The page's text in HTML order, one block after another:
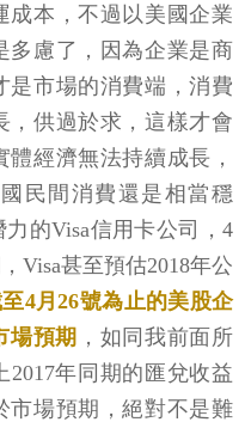
成本，不過以美國企業
多慮了，因為企業是商
是市場的消費端，消費
，供過於求，這樣才會
經濟無法持續成長，
民間消費還是相當穩
的Visa信用卡公司，4
Visa甚至預估2018年公
4月26號為止的美股企
場預期 ，如同我前面所
年同期的匯兌收益
市場預期，絕對不是難